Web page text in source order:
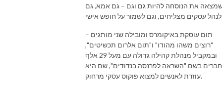
את הנוסחה להיות גם וגם – גם אמא, גם
על חופש אישי.
תום עוסקת באיקומרס ומובילה שני מותגים –
"רוצים משהו מהודו" ו"תום אלרום תכשיטים",
ובמקביל מנהלת קהילה גדולה עם מעל 29 אלף
חברים בשם "השראה לפרנסה בנדודים", שם היא
עוזרת לאנשים למצוא פוקוס עסקי מרחוק.